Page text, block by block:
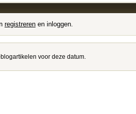
registreren en inloggen.
voor deze datum.